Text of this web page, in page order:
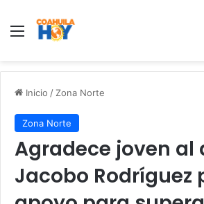
Menu
Inicio / Zona Norte
Zona Norte
Agradece joven al
Jacobo Rodríguez